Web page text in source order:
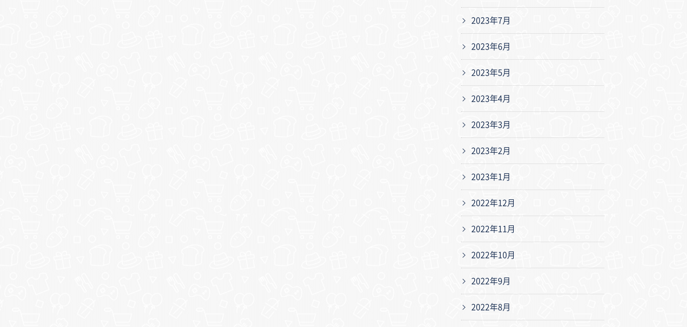
2023年7月
2023年6月
2023年5月
2023年4月
2023年3月
2023年2月
2023年1月
2022年12月
2022年11月
2022年10月
2022年9月
2022年8月